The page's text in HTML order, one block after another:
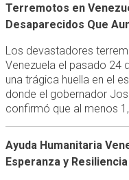
Terremotos en
Desaparecidos Que
Los devastadores
Venezuela el pasado 24
una trágica huella en el
donde el gobernador
confirmó que al menos
Ayuda Humanitaria
Esperanza y Resiliencia